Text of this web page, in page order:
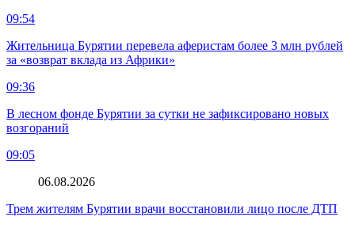
09:54
Жительница Бурятии перевела аферистам более 3 млн рублей
за «возврат вклада из Африки»
09:36
В лесном фонде Бурятии за сутки не зафиксировано новых
возгораний
09:05
06.08.2026
Трем жителям Бурятии врачи восстановили лицо после ДТП